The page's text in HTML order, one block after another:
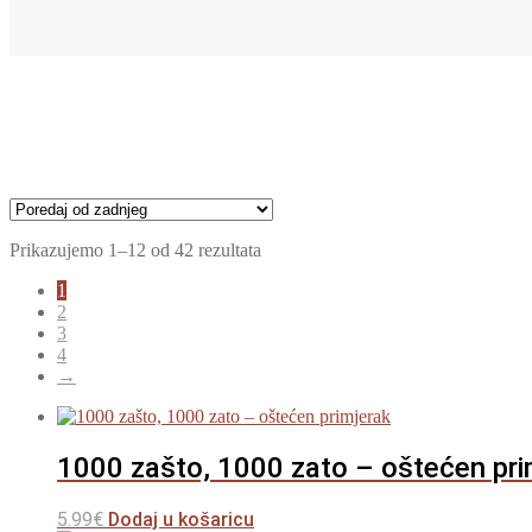
Prikazujemo 1–12 od 42 rezultata
1
2
3
4
→
1000 zašto, 1000 zato – oštećen
5.99€ Dodaj u košaricu